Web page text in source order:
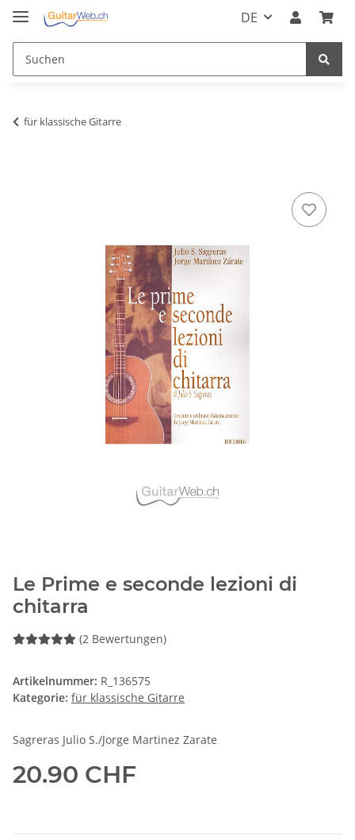
DE
für klassische Gitarre
Le Prime e seconde lezioni di
chitarra
(2 Bewertungen)
Artikelnummer: R_136575
Kategorie: für klassische Gitarre
Sagreras Julio S./Jorge Martinez Zarate
20.90 CHF